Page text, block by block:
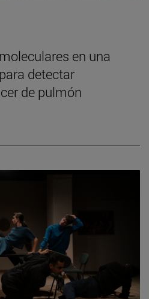
en una
detectar
de pulmón